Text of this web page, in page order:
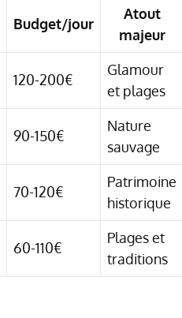
Budget/jour
Atout
majeur
120-200€
Glamour
et plages
90-150€
Nature
sauvage
70-120€
Patrimoine
historique
60-110€
Plages et
traditions